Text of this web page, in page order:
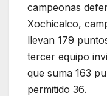
campeonas
Xochicalco,
llevan 179
tercer equipo
que suma 163
permitido 36.